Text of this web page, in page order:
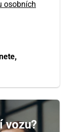
osobních
vozu?